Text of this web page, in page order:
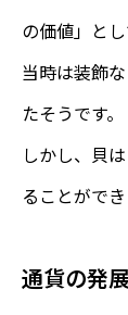
の価値」と
当時は装飾
たそうです。
しかし、貝
ることができ
通貨の発展